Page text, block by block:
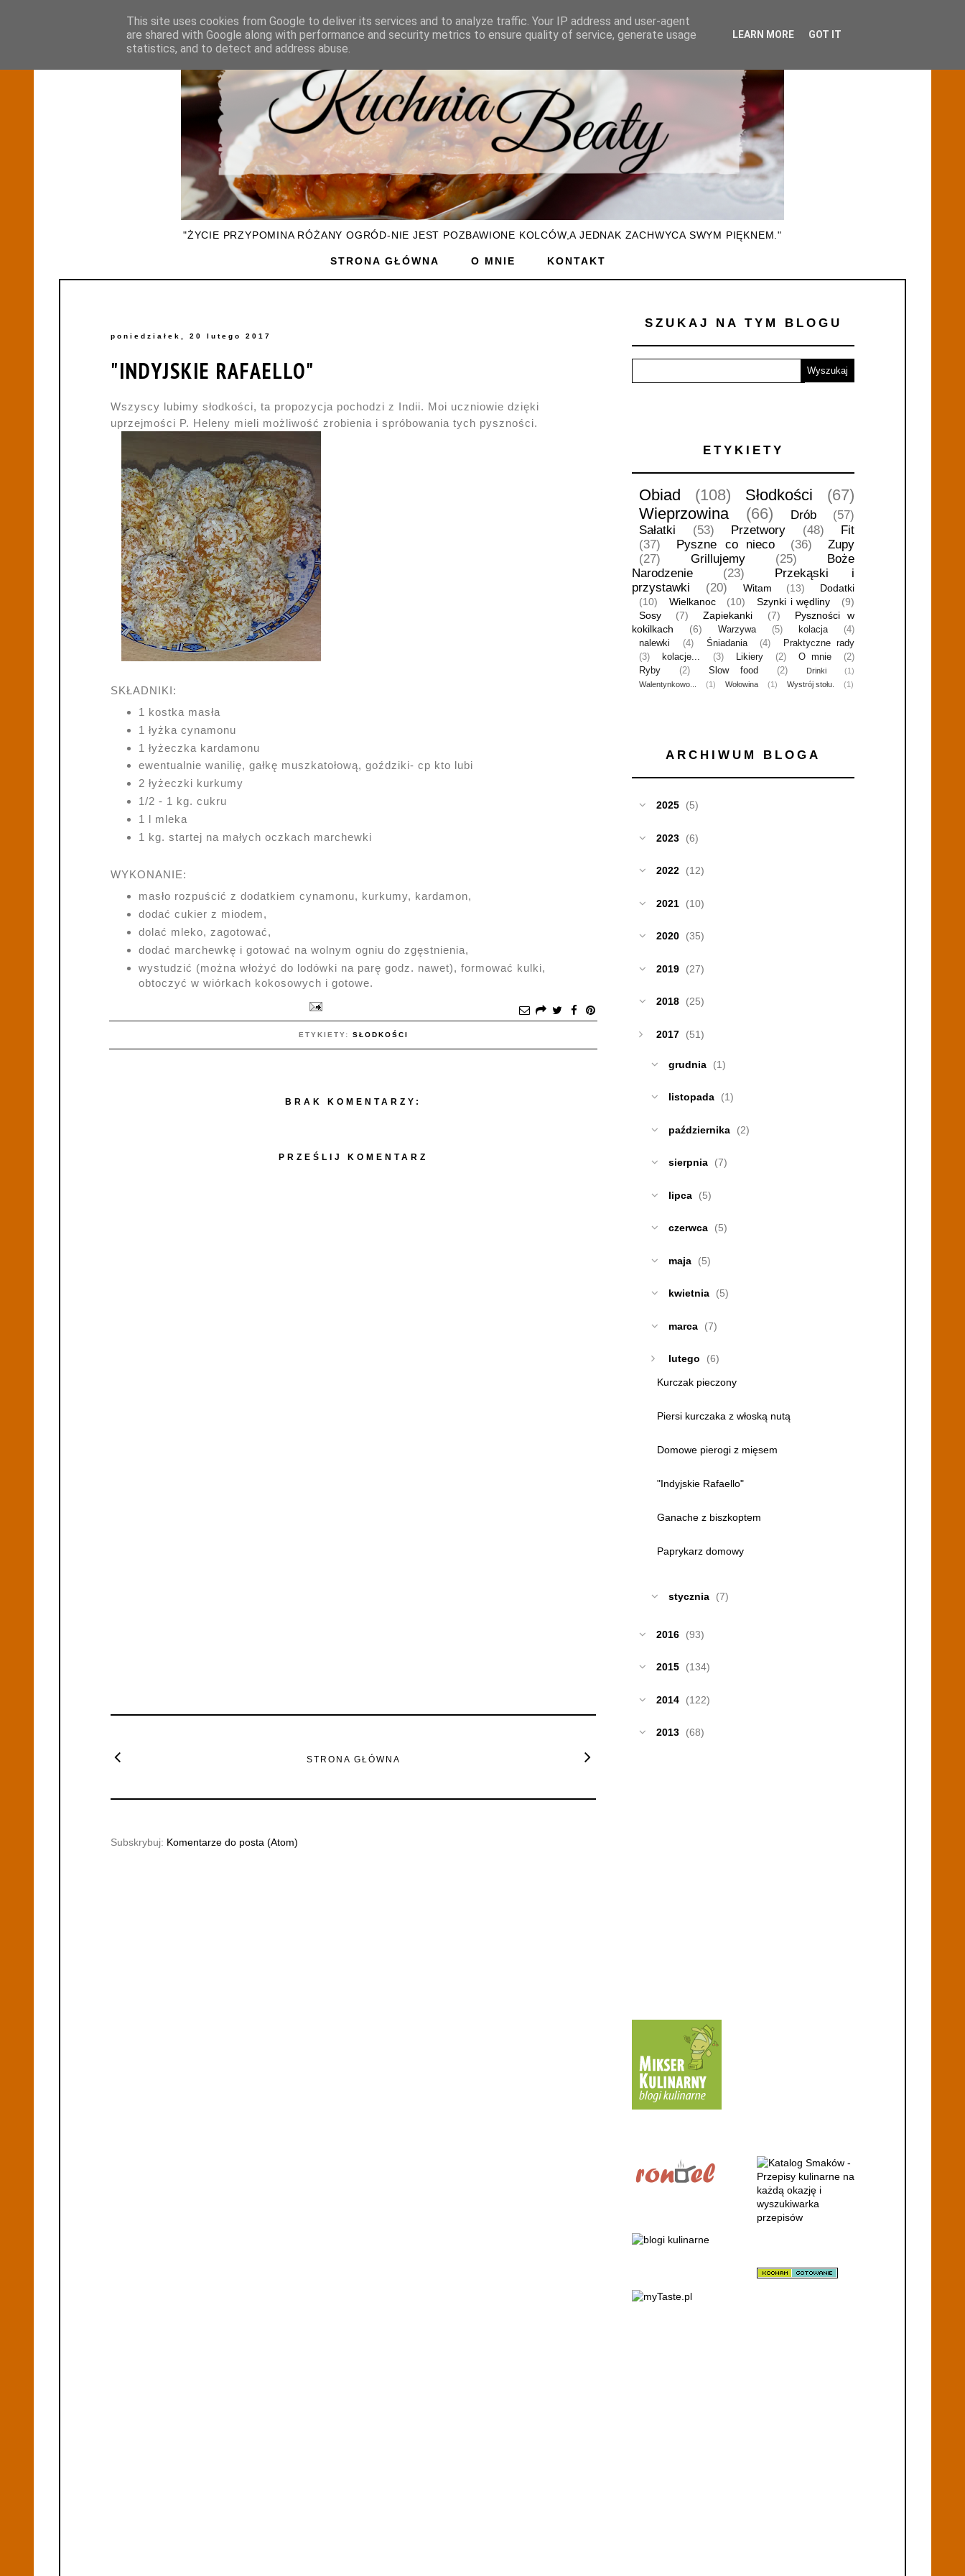
"ŻYCIE PRZYPOMINA RÓŻANY OGRÓD-NIE JEST POZBAWIONE KOLCÓW,A JEDNAK ZACHWYCA SWYM PIĘKNEM."
STRONA GŁÓWNA O MNIE KONTAKT
poniedziałek, 20 lutego 2017
"INDYJSKIE RAFAELLO"
Wszyscy lubimy słodkości, ta propozycja pochodzi z Indii. Moi uczniowie dzięki
uprzejmości P. Heleny mieli możliwość zrobienia i spróbowania tych pyszności.
SKŁADNIKI:
1 kostka masła
1 łyżka cynamonu
1 łyżeczka kardamonu
ewentualnie wanilię, gałkę muszkatołową, goździki- cp kto lubi
2 łyżeczki kurkumy
1/2 - 1 kg. cukru
1 l mleka
1 kg. startej na małych oczkach marchewki
WYKONANIE:
masło rozpuścić z dodatkiem cynamonu, kurkumy, kardamon,
dodać cukier z miodem,
dolać mleko, zagotować,
dodać marchewkę i gotować na wolnym ogniu do zgęstnienia,
wystudzić (można włożyć do lodówki na parę godz. nawet), formować kulki,
obtoczyć w wiórkach kokosowych i gotowe.
ETYKIETY: SŁODKOŚCI
BRAK KOMENTARZY:
PRZEŚLIJ KOMENTARZ
STRONA GŁÓWNA
Subskrybuj: Komentarze do posta (Atom)
SZUKAJ NA TYM BLOGU
ETYKIETY
Obiad (108) Słodkości
(67)
Wieprzowina
(66) Drób
(57)
Sałatki
(53) Przetwory (48)
Fit
(37)
Pyszne co nieco (36)
Zupy
(27)
Grillujemy (25)
Boże
Narodzenie
(23)
Przekąski i
przystawki
(20) Witam (13)
Dodatki
(10)
Wielkanoc (10) Szynki i wędliny
(9)
Sosy
(7) Zapiekanki (7)
Pyszności w
kokilkach
(6) Warzywa (5) kolacja
(4)
nalewki
(4) Śniadania (4)
Praktyczne rady
(3)
kolacje... (3) Likiery (2) O mnie
(2)
Ryby
(2) Slow food (2) Drinki
(1)
Walentynkowo...
(1) Wołowina (1) Wystrój stołu. (1)
ARCHIWUM BLOGA
2025 (5)
2023 (6)
2022 (12)
2021 (10)
2020 (35)
2019 (27)
2018 (25)
2017 (51)
grudnia (1)
listopada (1)
października (2)
sierpnia (7)
lipca (5)
czerwca (5)
maja (5)
kwietnia (5)
marca (7)
lutego (6)
Kurczak pieczony
Piersi kurczaka z włoską nutą
Domowe pierogi z mięsem
"Indyjskie Rafaello"
Ganache z biszkoptem
Paprykarz domowy
stycznia (7)
2016 (93)
2015 (134)
2014 (122)
2013 (68)
This site uses cookies from Google to deliver its services and to analyze traffic. Your IP address and user-agent
are shared with Google along with performance and security metrics to ensure quality of service, generate usage
statistics, and to detect and address abuse.
LEARN MORE GOT IT